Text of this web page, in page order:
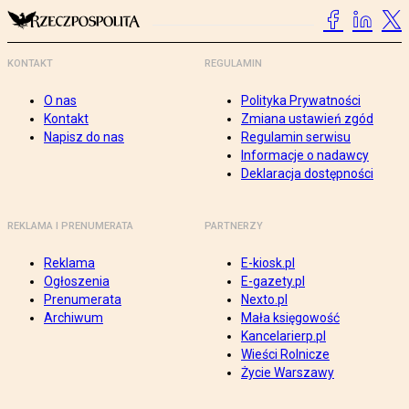
KONTAKT
O nas
Kontakt
Napisz do nas
REGULAMIN
Polityka Prywatności
Zmiana ustawień zgód
Regulamin serwisu
Informacje o nadawcy
Deklaracja dostępności
REKLAMA I PRENUMERATA
Reklama
Ogłoszenia
Prenumerata
Archiwum
PARTNERZY
E-kiosk.pl
E-gazety.pl
Nexto.pl
Mała księgowość
Kancelarierp.pl
Wieści Rolnicze
Życie Warszawy